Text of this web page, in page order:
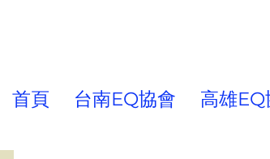
首頁 台南EQ協會 高雄EQ